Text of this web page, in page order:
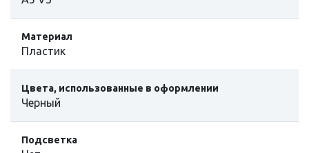
Материал
Пластик
Цвета, использованные в оформлении
Черный
Подсветка